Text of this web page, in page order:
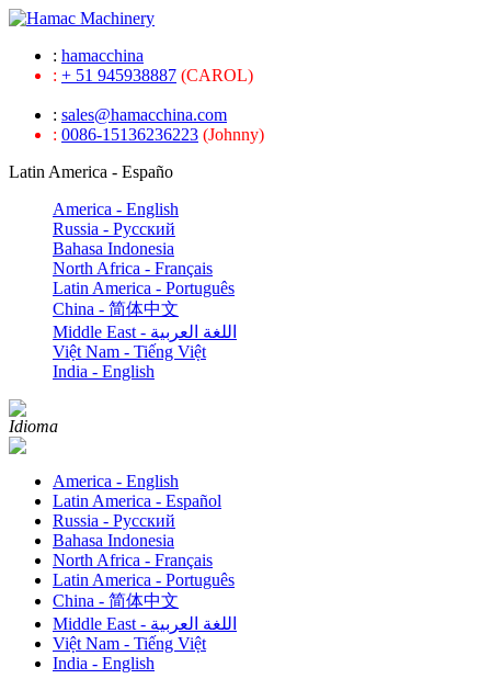
: hamacchina
: + 51 945938887 (CAROL)
: sales@hamacchina.com
: 0086-15136236223 (Johnny)
Latin America - Españo
America - English
Russia - Pусский
Bahasa Indonesia
North Africa - Français
Latin America - Português
China - 简体中文
Middle East - اللغة العربية
Việt Nam - Tiếng Việt
India - English
Idioma
America - English
Latin America - Español
Russia - Pусский
Bahasa Indonesia
North Africa - Français
Latin America - Português
China - 简体中文
Middle East - اللغة العربية
Việt Nam - Tiếng Việt
India - English